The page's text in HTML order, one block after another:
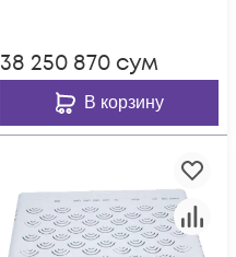
38 250 870 сум
В корзину